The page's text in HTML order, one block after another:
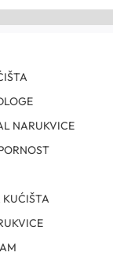
NARUKVICE